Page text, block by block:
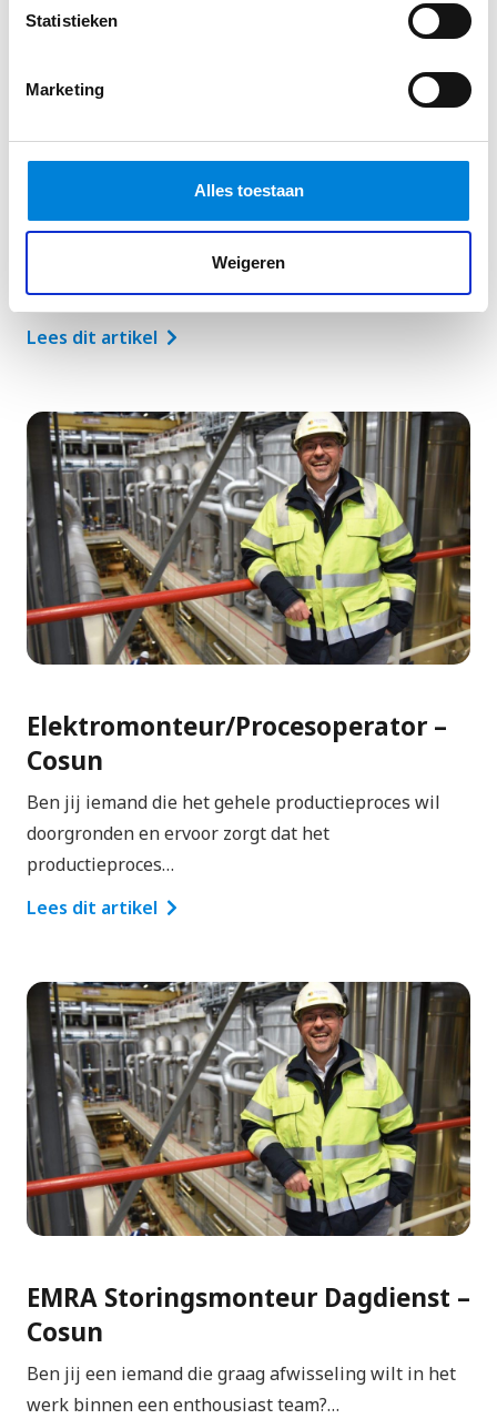
Statistieken
Marketing
Alles toestaan
Weigeren
Technician E&I – SABIC
ABIC is op zoek naar Elektro en Instrumentatie
Monteurs in Bergen op Zoom Wil jij…
Lees dit artikel
Elektromonteur/Procesoperator –
Cosun
Ben jij iemand die het gehele productieproces wil
doorgronden en ervoor zorgt dat het
productieproces…
Lees dit artikel
EMRA Storingsmonteur Dagdienst –
Cosun
Ben jij een iemand die graag afwisseling wilt in het
werk binnen een enthousiast team?…